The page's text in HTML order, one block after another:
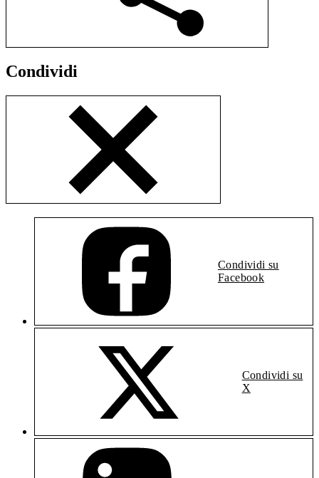
Condividi
Condividi su
Facebook
Condividi su
X